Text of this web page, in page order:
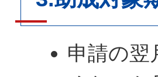
申請の翌